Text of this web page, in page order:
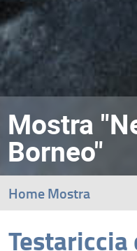
Mostra
Borneo"
Home Mostra
Il viaggio di una vita